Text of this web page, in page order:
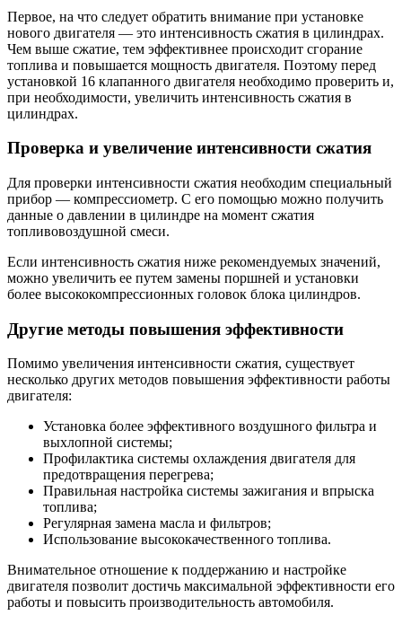
Первое, на что следует обратить внимание при установке
нового двигателя — это интенсивность сжатия в цилиндрах.
Чем выше сжатие, тем эффективнее происходит сгорание
топлива и повышается мощность двигателя. Поэтому перед
установкой 16 клапанного двигателя необходимо проверить и,
при необходимости, увеличить интенсивность сжатия в
цилиндрах.
Проверка и увеличение интенсивности сжатия
Для проверки интенсивности сжатия необходим специальный
прибор — компрессиометр. С его помощью можно получить
данные о давлении в цилиндре на момент сжатия
топливовоздушной смеси.
Если интенсивность сжатия ниже рекомендуемых значений,
можно увеличить ее путем замены поршней и установки
более высококомпрессионных головок блока цилиндров.
Другие методы повышения эффективности
Помимо увеличения интенсивности сжатия, существует
несколько других методов повышения эффективности работы
двигателя:
Установка более эффективного воздушного фильтра и
выхлопной системы;
Профилактика системы охлаждения двигателя для
предотвращения перегрева;
Правильная настройка системы зажигания и впрыска
топлива;
Регулярная замена масла и фильтров;
Использование высококачественного топлива.
Внимательное отношение к поддержанию и настройке
двигателя позволит достичь максимальной эффективности его
работы и повысить производительность автомобиля.